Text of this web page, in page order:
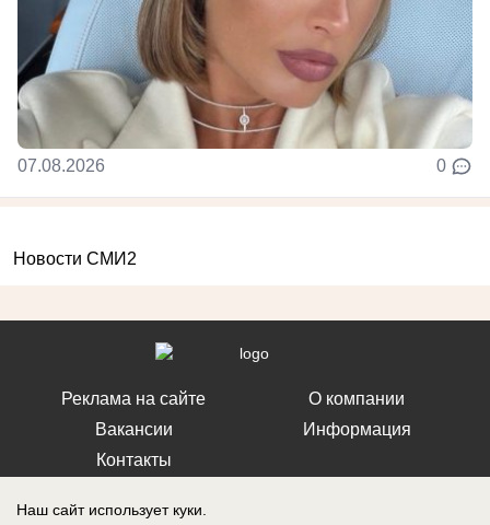
07.08.2026 0
Новости СМИ2
Реклама на сайте
Вакансии
Контакты
О компании
Информация
Наш сайт использует куки.